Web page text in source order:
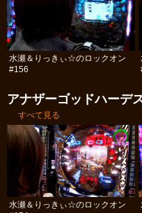
水瀬＆りっきぃ☆のロックオン
#156
アナザーゴッドハーデ
すべて見る
水瀬＆りっきぃ☆のロックオン